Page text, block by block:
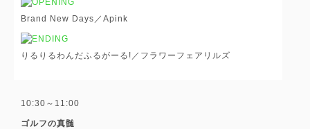
Brand New Days／Apink
りるりるわんだふるがーる!／フラワーフェアリルズ
10:30～11:00
ゴルフの真髄